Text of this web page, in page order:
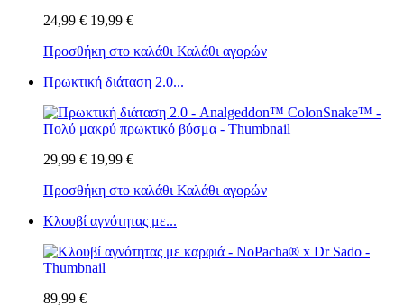
24,99 € 19,99 €
Προσθήκη στο καλάθι Καλάθι αγορών
Πρωκτική διάταση 2.0...
29,99 € 19,99 €
Προσθήκη στο καλάθι Καλάθι αγορών
Κλουβί αγνότητας με...
89,99 €